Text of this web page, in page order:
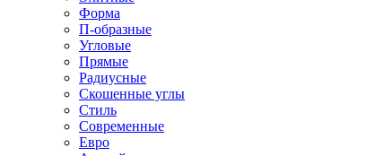
Форма
П-образные
Угловые
Прямые
Радиусные
Скошенные углы
Стиль
Современные
Евро